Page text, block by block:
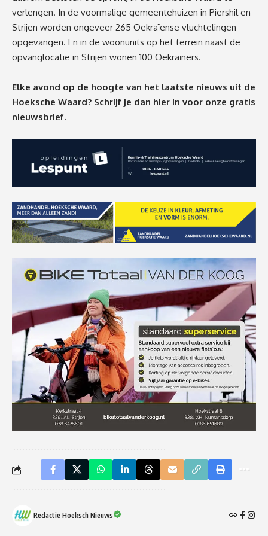
verlengen. In de voormalige gemeentehuizen in Piershil en
Strijen worden ongeveer 265 Oekraïense vluchtelingen
opgevangen. En in de woonunits op het terrein naast de
opvanglocatie in Strijen wonen 100 Oekraïners.
Elke avond op de hoogte van het laatste nieuws uit de
Hoeksche Waard? Schrijf je dan hier in voor onze gratis
nieuwsbrief.
Redactie Hoeksch Nieuws